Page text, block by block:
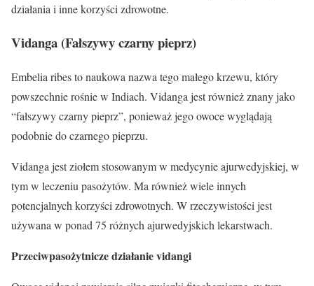
działania i inne korzyści zdrowotne.
Vidanga (Fałszywy czarny pieprz)
Embelia ribes to naukowa nazwa tego małego krzewu, który
powszechnie rośnie w Indiach. Vidanga jest również znany jako
“fałszywy czarny pieprz”, ponieważ jego owoce wyglądają
podobnie do czarnego pieprzu.
Vidanga jest ziołem stosowanym w medycynie ajurwedyjskiej, w
tym w leczeniu pasożytów. Ma również wiele innych
potencjalnych korzyści zdrowotnych. W rzeczywistości jest
używana w ponad 75 różnych ajurwedyjskich lekarstwach.
Przeciwpasożytnicze działanie vidangi